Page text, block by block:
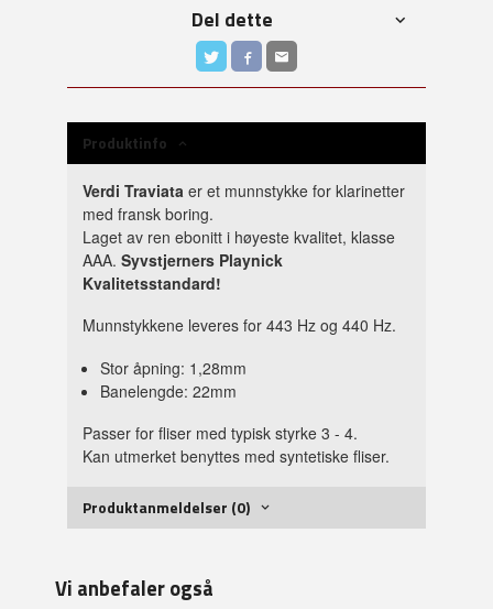
Del dette
Produktinfo
Verdi Traviata er et munnstykke for klarinetter
med fransk boring.
Laget av ren ebonitt i høyeste kvalitet, klasse
AAA.Syvstjerners Playnick
Kvalitetsstandard!
Munnstykkene leveres for 443 Hz og 440 Hz.
Stor åpning: 1,28mm
Banelengde: 22mm
Passer for fliser med typisk styrke 3 - 4.
Kan utmerket benyttes med syntetiske fliser.
Produktanmeldelser (0)
Vi anbefaler også